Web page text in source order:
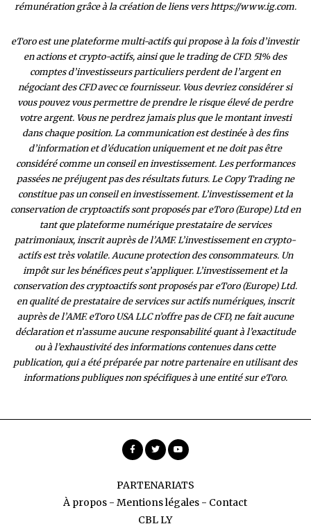
rémunération grâce à la création de liens vers https://www.ig.com.
eToro est une plateforme multi-actifs qui propose à la fois d’investir
en actions et crypto-actifs, ainsi que le trading de CFD. 51% des
comptes d’investisseurs particuliers perdent de l’argent en
négociant des CFD avec ce fournisseur. Vous devriez considérer si
vous pouvez vous permettre de prendre le risque élevé de perdre
votre argent. Vous ne perdrez jamais plus que le montant investi
dans chaque position. La communication est destinée à des fins
d’information et d’éducation uniquement et ne doit pas être
considéré comme un conseil en investissement. Les performances
passées ne préjugent pas des résultats futurs. Le Copy Trading ne
constitue pas un conseil en investissement. L’investissement et la
conservation de cryptoactifs sont proposés par eToro (Europe) Ltd en
tant que plateforme numérique prestataire de services
patrimoniaux, inscrit auprès de l’AMF. L’investissement en crypto-
actifs est très volatile. Aucune protection des consommateurs. Un
impôt sur les bénéfices peut s’appliquer. L’investissement et la
conservation des cryptoactifs sont proposés par eToro (Europe) Ltd.
en qualité de prestataire de services sur actifs numériques, inscrit
auprès de l’AMF. eToro USA LLC n’offre pas de CFD, ne fait aucune
déclaration et n’assume aucune responsabilité quant à l’exactitude
ou à l’exhaustivité des informations contenues dans cette
publication, qui a été préparée par notre partenaire en utilisant des
informations publiques non spécifiques à une entité sur eToro.
PARTENARIATS
À propos -Mentions légales - Contact
CBL LY